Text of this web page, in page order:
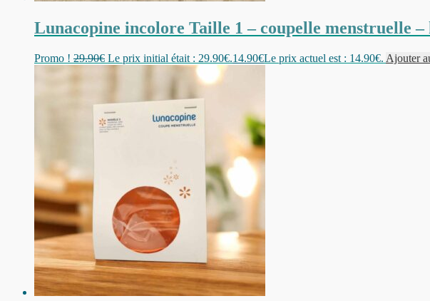
Lunacopine incolore Taille 1 – coupelle menstruelle –
Promo ! 29.90€ Le prix initial était : 29.90€.14.90€Le prix actuel est : 14.90€. Ajouter